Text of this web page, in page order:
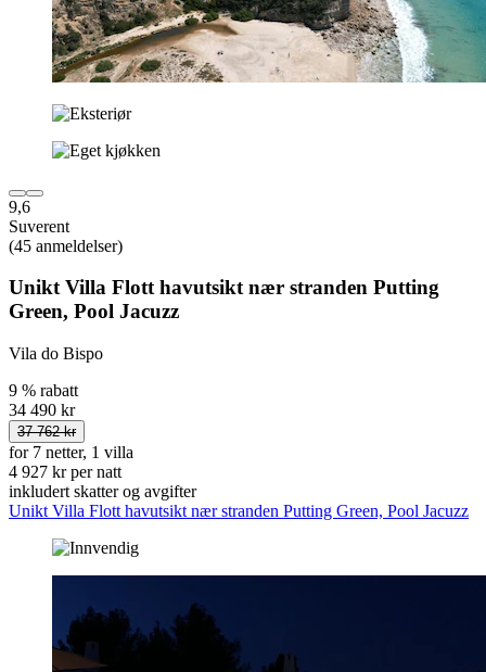
9,6
Suverent
(45 anmeldelser)
Unikt Villa Flott havutsikt nær stranden Putting
Green, Pool Jacuzz
Vila do Bispo
9 % rabatt
34 490 kr
37 762 kr
for 7 netter, 1 villa
4 927 kr per natt
inkludert skatter og avgifter
Unikt Villa Flott havutsikt nær stranden Putting Green, Pool Jacuzz